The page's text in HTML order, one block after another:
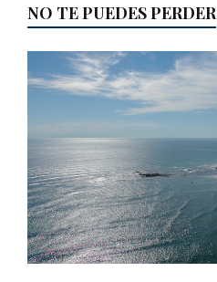
NO TE PUEDES PERDER